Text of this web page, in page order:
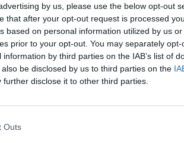
by us, please use the below opt-out
that after your opt-out request is processed
based on personal information utilized by us
prior to your opt-out. You may separately
by third parties on the IAB’s list of
be disclosed by us to third parties on the
further disclose it to other third parties.
Outs
48